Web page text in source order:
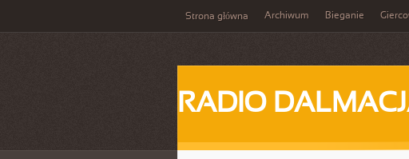
Strona główna Archiwum Bieganie
RADIO